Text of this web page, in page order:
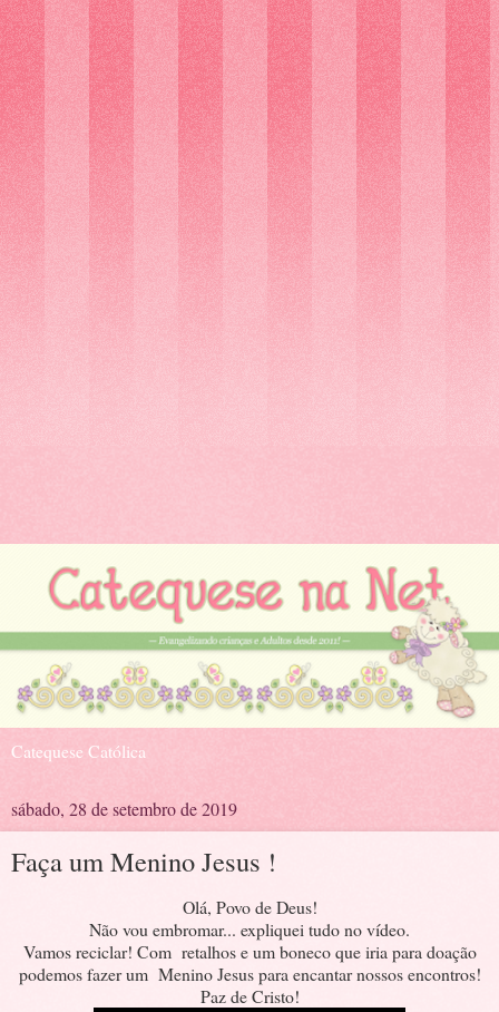
Catequese Católica
sábado, 28 de setembro de 2019
Faça um Menino Jesus !
Olá, Povo de Deus!
Não vou embromar... expliquei tudo no vídeo.
Vamos reciclar! Com retalhos e um boneco que iria para doação
podemos fazer um Menino Jesus para encantar nossos encontros!
Paz de Cristo!